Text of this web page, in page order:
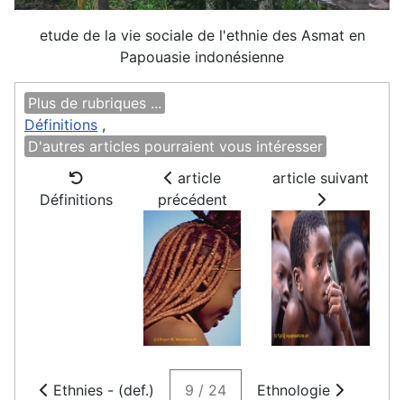
etude de la vie sociale de l'ethnie des Asmat en
Papouasie indonésienne
Plus de rubriques ...
Définitions ,
D'autres articles pourraient vous intéresser
Définitions
article
précédent
article suivant
Ethnies - (def.) 9 / 24 Ethnologie